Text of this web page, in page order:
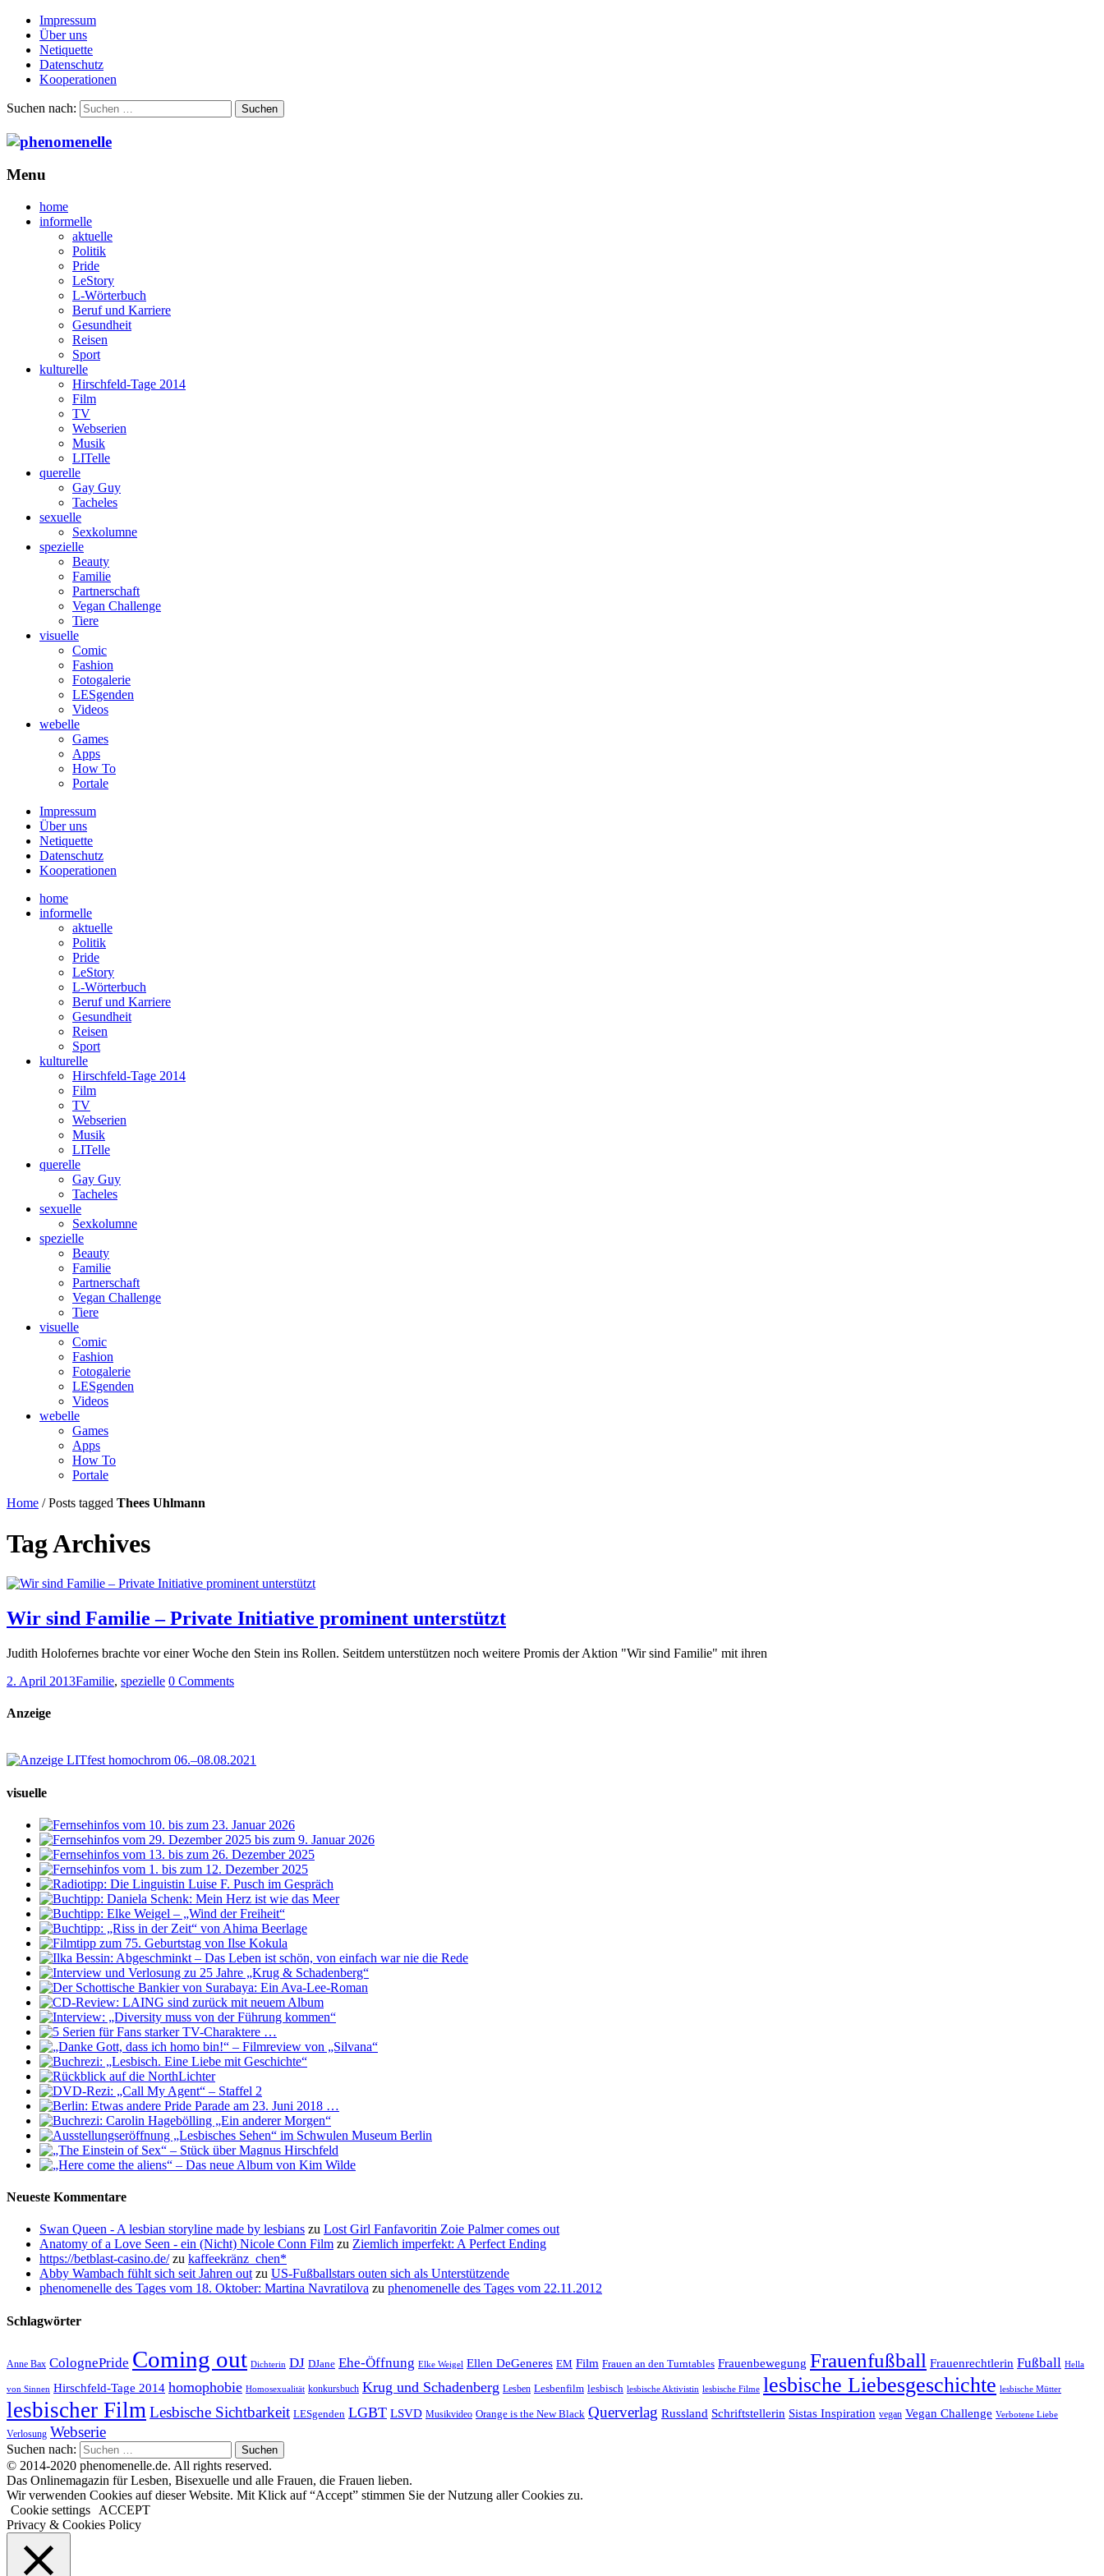
Impressum
Über uns
Netiquette
Datenschutz
Kooperationen
Suchen nach:
Menu
home
informelle
aktuelle
Politik
Pride
LeStory
L-Wörterbuch
Beruf und Karriere
Gesundheit
Reisen
Sport
kulturelle
Hirschfeld-Tage 2014
Film
TV
Webserien
Musik
LITelle
querelle
Gay Guy
Tacheles
sexuelle
Sexkolumne
spezielle
Beauty
Familie
Partnerschaft
Vegan Challenge
Tiere
visuelle
Comic
Fashion
Fotogalerie
LESgenden
Videos
webelle
Games
Apps
How To
Portale
Impressum
Über uns
Netiquette
Datenschutz
Kooperationen
home
informelle
aktuelle
Politik
Pride
LeStory
L-Wörterbuch
Beruf und Karriere
Gesundheit
Reisen
Sport
kulturelle
Hirschfeld-Tage 2014
Film
TV
Webserien
Musik
LITelle
querelle
Gay Guy
Tacheles
sexuelle
Sexkolumne
spezielle
Beauty
Familie
Partnerschaft
Vegan Challenge
Tiere
visuelle
Comic
Fashion
Fotogalerie
LESgenden
Videos
webelle
Games
Apps
How To
Portale
Home /Posts tagged Thees Uhlmann
Tag Archives
Wir sind Familie – Private Initiative prominent unterstützt
Judith Holofernes brachte vor einer Woche den Stein ins Rollen. Seitdem unterstützen noch weitere Promis der Aktion "Wir sind Familie" mit ihren
2. April 2013Familie, spezielle 0 Comments
Anzeige
visuelle
Neueste Kommentare
Swan Queen - A lesbian storyline made by lesbians zu Lost Girl Fanfavoritin Zoie Palmer comes out
Anatomy of a Love Seen - ein (Nicht) Nicole Conn Film zu Ziemlich imperfekt: A Perfect Ending
https://betblast-casino.de/zu kaffeekränz_chen*
Abby Wambach fühlt sich seit Jahren outzu US-Fußballstars outen sich als Unterstützende
phenomenelle des Tages vom 18. Oktober: Martina Navratilova zu phenomenelle des Tages vom 22.11.2012
Schlagwörter
Anne Bax ColognePride Coming out Dichterin DJ DJane Ehe-Öffnung Elke Weigel Ellen DeGeneres EM Film Frauen an den Turntables Frauenbewegung Frauenfußball Frauenrechtlerin Fußball Hella
von Sinnen Hirschfeld-Tage 2014 homophobie Homosexualität konkursbuch Krug und Schadenberg Lesben Lesbenfilm lesbisch lesbische Aktivistin lesbische Filme lesbische Liebesgeschichte lesbische Mütter
lesbischer Film Lesbische Sichtbarkeit LESgenden LGBT LSVD Musikvideo Orange is the New Black Querverlag Russland Schriftstellerin Sistas Inspiration vegan Vegan Challenge Verbotene Liebe
Verlosung Webserie
Suchen nach:
© 2014-2020 phenomenelle.de. All rights reserved.
Das Onlinemagazin für Lesben, Bisexuelle und alle Frauen, die Frauen lieben.
Wir verwenden Cookies auf dieser Website. Mit Klick auf “Accept” stimmen Sie der Nutzung aller Cookies zu.
Cookie settings
ACCEPT
Privacy & Cookies Policy